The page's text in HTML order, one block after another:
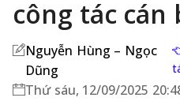
công tác cán
Nguyễn Hùng – Ngọc
Dũng
Thứ sáu, 12/09/2025